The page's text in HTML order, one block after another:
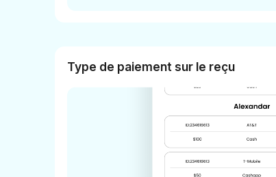
Type de paiement sur le reçu